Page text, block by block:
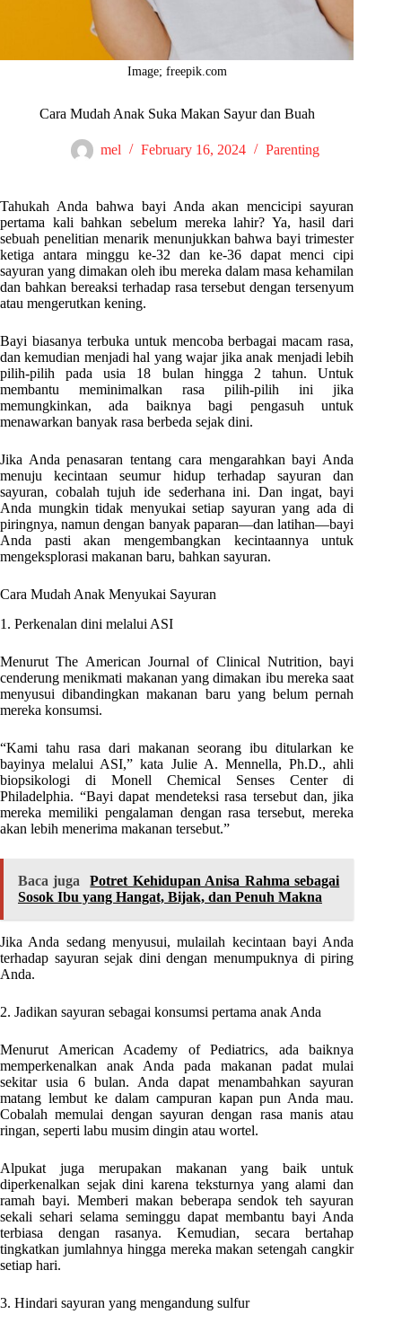
Image; freepik.com
Cara Mudah Anak Suka Makan Sayur dan Buah
mel February 16, 2024 Parenting
Tahukah Anda bahwa bayi Anda akan mencicipi sayuran
pertama kali bahkan sebelum mereka lahir? Ya, hasil dari
sebuah penelitian menarik menunjukkan bahwa bayi trimester
ketiga antara minggu ke-32 dan ke-36 dapat menci cipi
sayuran yang dimakan oleh ibu mereka dalam masa kehamilan
dan bahkan bereaksi terhadap rasa tersebut dengan tersenyum
atau mengerutkan kening.
Bayi biasanya terbuka untuk mencoba berbagai macam rasa,
dan kemudian menjadi hal yang wajar jika anak menjadi lebih
pilih-pilih pada usia 18 bulan hingga 2 tahun. Untuk
membantu meminimalkan rasa pilih-pilih ini jika
memungkinkan, ada baiknya bagi pengasuh untuk
menawarkan banyak rasa berbeda sejak dini.
Jika Anda penasaran tentang cara mengarahkan bayi Anda
menuju kecintaan seumur hidup terhadap sayuran dan
sayuran, cobalah tujuh ide sederhana ini. Dan ingat, bayi
Anda mungkin tidak menyukai setiap sayuran yang ada di
piringnya, namun dengan banyak paparan—dan latihan—bayi
Anda pasti akan mengembangkan kecintaannya untuk
mengeksplorasi makanan baru, bahkan sayuran.
Cara Mudah Anak Menyukai Sayuran
1. Perkenalan dini melalui ASI
Menurut The American Journal of Clinical Nutrition, bayi
cenderung menikmati makanan yang dimakan ibu mereka saat
menyusui dibandingkan makanan baru yang belum pernah
mereka konsumsi.
“Kami tahu rasa dari makanan seorang ibu ditularkan ke
bayinya melalui ASI,” kata Julie A. Mennella, Ph.D., ahli
biopsikologi di Monell Chemical Senses Center di
Philadelphia. “Bayi dapat mendeteksi rasa tersebut dan, jika
mereka memiliki pengalaman dengan rasa tersebut, mereka
akan lebih menerima makanan tersebut.”
Baca juga
Potret Kehidupan Anisa Rahma sebagai
Sosok Ibu yang Hangat, Bijak, dan Penuh Makna
Jika Anda sedang menyusui, mulailah kecintaan bayi Anda
terhadap sayuran sejak dini dengan menumpuknya di piring
Anda.
2. Jadikan sayuran sebagai konsumsi pertama anak Anda
Menurut American Academy of Pediatrics, ada baiknya
memperkenalkan anak Anda pada makanan padat mulai
sekitar usia 6 bulan. Anda dapat menambahkan sayuran
matang lembut ke dalam campuran kapan pun Anda mau.
Cobalah memulai dengan sayuran dengan rasa manis atau
ringan, seperti labu musim dingin atau wortel.
Alpukat juga merupakan makanan yang baik untuk
diperkenalkan sejak dini karena teksturnya yang alami dan
ramah bayi. Memberi makan beberapa sendok teh sayuran
sekali sehari selama seminggu dapat membantu bayi Anda
terbiasa dengan rasanya. Kemudian, secara bertahap
tingkatkan jumlahnya hingga mereka makan setengah cangkir
setiap hari.
3. Hindari sayuran yang mengandung sulfur